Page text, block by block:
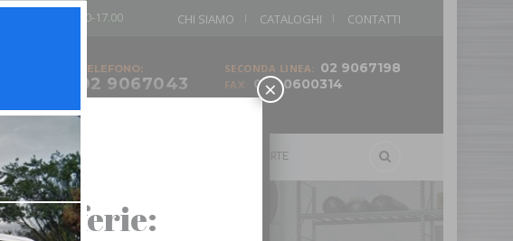
CHI SIAMO CATALOGHI CONTATTI
8.00-12.00/13.30-17.00
SECONDA LINEA: 02 9067198
FAX: 02 90600314
TELEFONO:
02 9067043
SEDIE E SGABELLI OFFERTE
per ferie:
×